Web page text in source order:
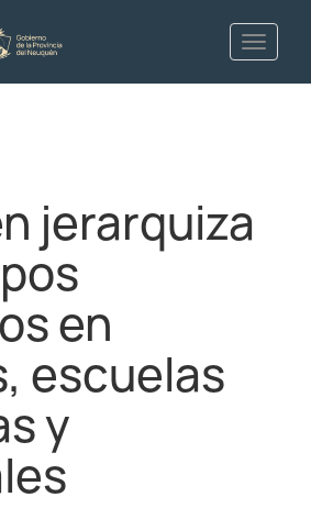
jerarquiza
en
escuelas
y